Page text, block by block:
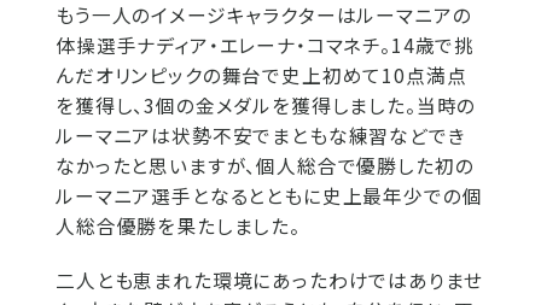
もう一人のイメージキャラクターはルーマニアの
体操選手ナディア・エレーナ・コマネチ。14歳で挑
んだオリンピックの舞台で史上初めて10点満点
を獲得し、3個の金メダルを獲得しました。当時の
ルーマニアは状勢不安でまともな練習などでき
なかったと思いますが、個人総合で優勝した初の
ルーマニア選手となるとともに史上最年少での個
人総合優勝を果たしました。
二人とも恵まれた環境にあったわけではありませ